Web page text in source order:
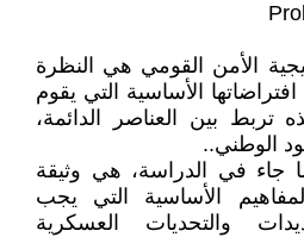
الأمن القومي هي النظرة
افتراضاتها الأساسية التي يقوم
تربط بين العناصر الدائمة،
الوطني..
جاء في الدراسة، هي وثيقة
الأساسية التي يجب
والتحديات العسكرية